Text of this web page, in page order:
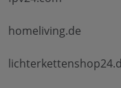
homeliving.de